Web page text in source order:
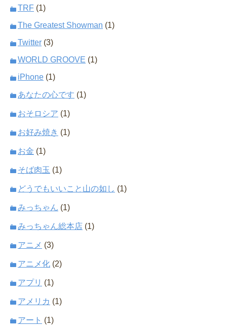
TRF (1)
The Greatest Showman (1)
Twitter (3)
WORLD GROOVE (1)
iPhone (1)
あなたの心です (1)
おそロシア (1)
お好み焼き (1)
お金 (1)
そば肉玉 (1)
どうでもいいこと山の如し (1)
みっちゃん (1)
みっちゃん総本店 (1)
アニメ (3)
アニメ化 (2)
アプリ (1)
アメリカ (1)
アート (1)